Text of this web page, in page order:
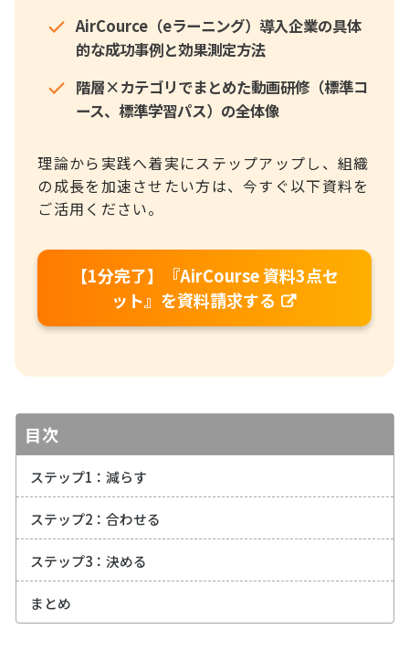
AirCource（eラーニング）導入企業の具体
的な成功事例と効果測定方法
階層×カテゴリでまとめた動画研修（標準コ
ース、標準学習パス）の全体像
理論から実践へ着実にステップアップし、組織
の成長を加速させたい方は、今すぐ以下資料を
ご活用ください。
【1分完了】『AirCourse 資料3点セ
ット』を資料請求する
目次
ステップ1：減らす
ステップ2：合わせる
ステップ3：決める
まとめ